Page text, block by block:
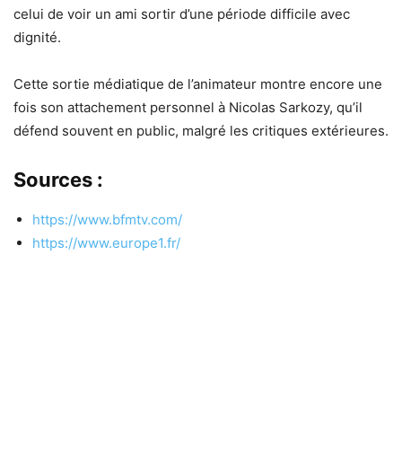
celui de voir un ami sortir d’une période difficile avec
dignité.
Cette sortie médiatique de l’animateur montre encore une
fois son attachement personnel à Nicolas Sarkozy, qu’il
défend souvent en public, malgré les critiques extérieures.
Sources :
https://www.bfmtv.com/
https://www.europe1.fr/